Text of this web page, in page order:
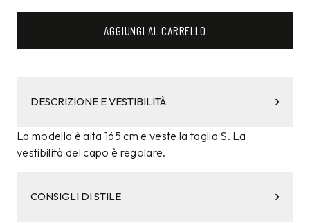
AGGIUNGI AL CARRELLO
DESCRIZIONE E VESTIBILITÀ
La modella è alta 165 cm e veste la taglia S. La
vestibilità del capo è regolare.
CONSIGLI DI STILE